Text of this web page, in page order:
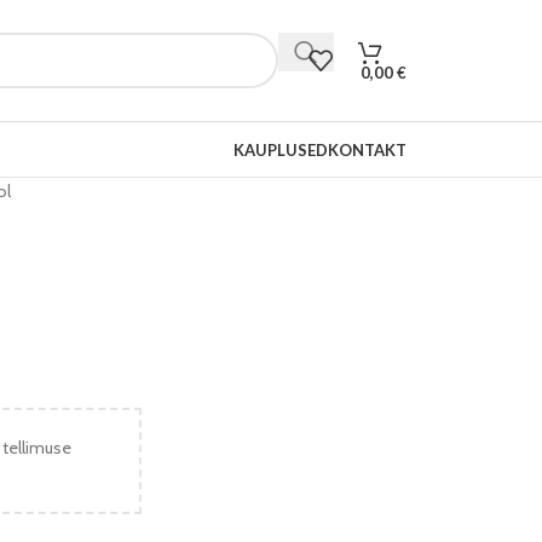
0,00€
KAUPLUSEDKONTAKT